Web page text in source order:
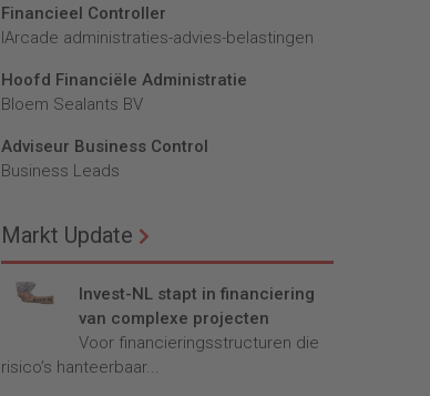
Financieel Controller
lArcade administraties-advies-belastingen
Hoofd Financiële Administratie
Bloem Sealants BV
Adviseur Business Control
Business Leads
Markt Update
Invest-NL stapt in financiering
van complexe projecten
Voor financieringsstructuren die
risico’s hanteerbaar...